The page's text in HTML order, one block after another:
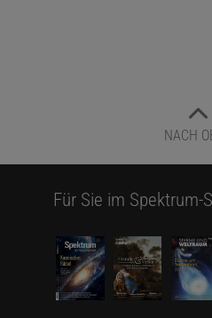
NACH
Für Sie im Spektrum-